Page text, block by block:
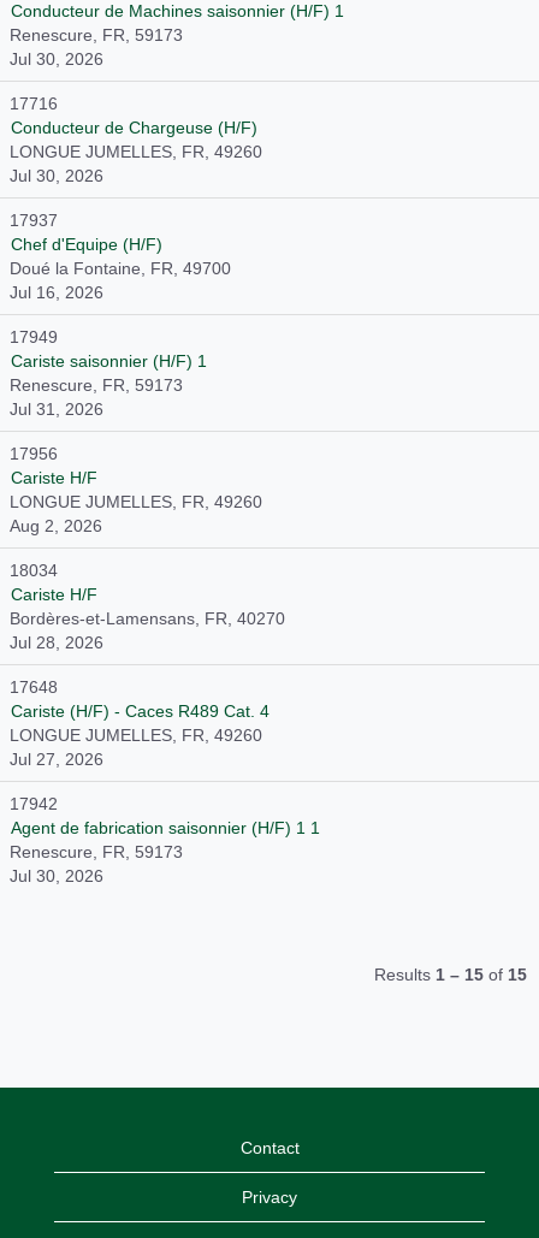
Conducteur de Machines saisonnier (H/F) 1
Renescure, FR, 59173
Jul 30, 2026
17716
Conducteur de Chargeuse (H/F)
LONGUE JUMELLES, FR, 49260
Jul 30, 2026
17937
Chef d'Equipe (H/F)
Doué la Fontaine, FR, 49700
Jul 16, 2026
17949
Cariste saisonnier (H/F) 1
Renescure, FR, 59173
Jul 31, 2026
17956
Cariste H/F
LONGUE JUMELLES, FR, 49260
Aug 2, 2026
18034
Cariste H/F
Bordères-et-Lamensans, FR, 40270
Jul 28, 2026
17648
Cariste (H/F) - Caces R489 Cat. 4
LONGUE JUMELLES, FR, 49260
Jul 27, 2026
17942
Agent de fabrication saisonnier (H/F) 1 1
Renescure, FR, 59173
Jul 30, 2026
Results 1 – 15 of 15
Contact
Privacy